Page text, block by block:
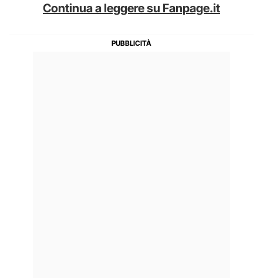
Continua a leggere su Fanpage.it